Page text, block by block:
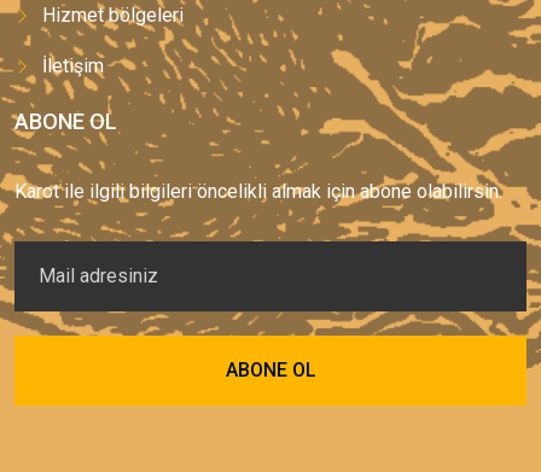
Hizmet bölgeleri
İletişim
ABONE OL
Karot ile ilgili bilgileri öncelikli almak için abone olabilirsin.